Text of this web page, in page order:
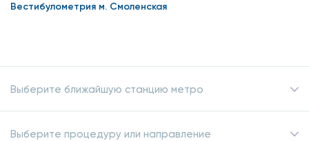
Вестибулометрия м. Смоленская
Выберите ближайшую станцию метро
Выберите процедуру или направление